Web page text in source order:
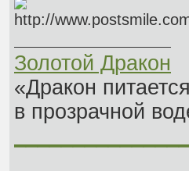
Золотой Дракон
«Дракон
в прозрачной